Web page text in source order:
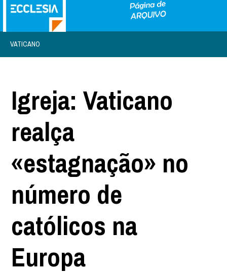
VATICANO
Igreja: Vaticano
realça
«estagnação» no
número de
católicos na
Europa